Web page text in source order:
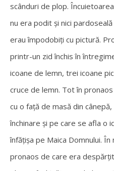
scânduri de plop.
nu era podit și nici
erau împodobiți cu pictură.
printr-un zid închis în
icoane de lemn, trei icoane
cruce de lemn. Tot în
cu o față de masă din
închinare și pe care se afla o
înfățișa pe Maica Domnului.
pronaos de care era